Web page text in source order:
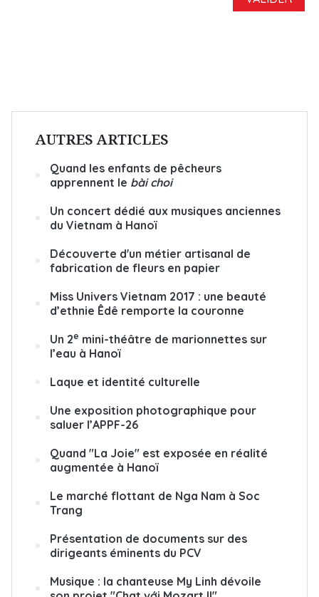
AUTRES ARTICLES
Quand les enfants de pêcheurs
apprennent le bài choi
Un concert dédié aux musiques anciennes
du Vietnam à Hanoï
Découverte d'un métier artisanal de
fabrication de fleurs en papier
Miss Univers Vietnam 2017 : une beauté
d’ethnie Êdê remporte la couronne
Un 2e mini-théâtre de marionnettes sur
l’eau à Hanoï
Laque et identité culturelle
Une exposition photographique pour
saluer l’APPF-26
Quand "La Joie" est exposée en réalité
augmentée à Hanoï
Le marché flottant de Nga Nam à Soc
Trang
Présentation de documents sur des
dirigeants éminents du PCV
Musique : la chanteuse My Linh dévoile